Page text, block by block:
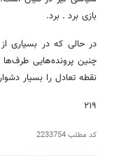
بازی برد ـ برد.
در حالی که در بسیاری
چنین پرونده‌هایی
نقطه تعادل را بسیار
۲۱۹
کد مطلب2233754